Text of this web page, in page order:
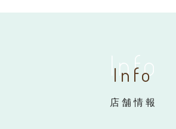
Info
Info
店舗情報